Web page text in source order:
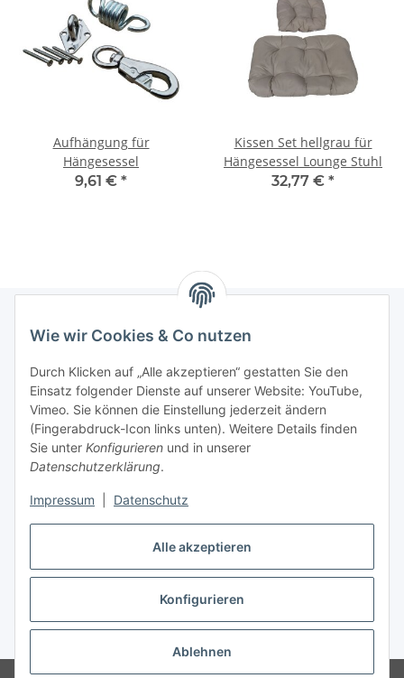
Alle akzeptieren
Konfigurieren
Ablehnen
Wie wir Cookies & Co nutzen
Durch Klicken auf „Alle akzeptieren“ gestatten Sie den
Einsatz folgender Dienste auf unserer Website: YouTube,
Vimeo. Sie können die Einstellung jederzeit ändern
(Fingerabdruck-Icon links unten). Weitere Details finden
Sie unter Konfigurieren und in unserer
Datenschutzerklärung.
Impressum Datenschutz
Aufhängung für
Hängesessel
9,61 € *
Kissen Set hellgrau für
Hängesessel Lounge Stuhl
32,77 € *
Gesetzliche Informationen
Starke Marken
Vertrag widerrufen
* Alle Preise inkl. gesetzlicher USt., zzgl.